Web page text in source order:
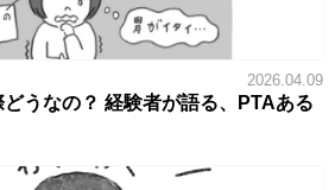
2026.04.09
どうなの？ 経験者が語る、PTAある